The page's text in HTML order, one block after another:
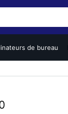
de bureau